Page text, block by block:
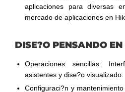
aplicaciones para diversas
mercado de aplicaciones en
DISE?O PENSANDO
Operaciones sencillas:
asistentes y dise?o visualizado.
Configuraci?n y